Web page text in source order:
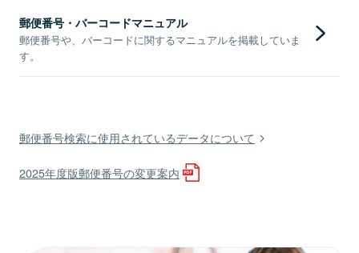
郵便番号・バーコードマニュアル
郵便番号や、バーコードに関するマニュアルを掲載していま
す。
郵便番号検索に使用されているデータについて
2025年度版郵便番号の変更案内